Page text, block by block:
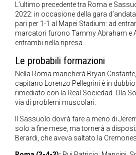
L’ultimo precedente tra Roma e
2022: in occasione della gara
pari per 1-1 al Mapei Stadium: ad
marcatori furono Tammy Abraham e
entrambi nella ripresa.
Le probabili formazioni
Nella Roma mancherà Bryan
capitano Lorenzo Pellegrini è in
rimediato con la Real Sociedad. Ola
via di problemi muscolari.
Il Sassuolo dovrà fare a meno di
solo a fine mese, ma tornerà a
Berardi, che aveva saltato la